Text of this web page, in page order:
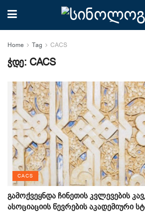
Home Tag CACS
ჭდე: CACS
CACS
გამოქვეყნდა ჩინეთის კვლევების
ასოციაციის წევრების აკადემიური